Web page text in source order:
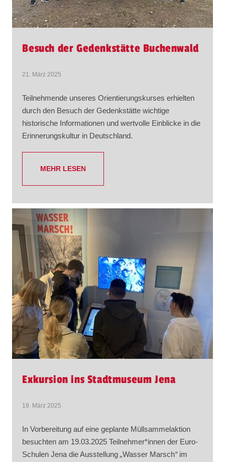
Besuch der Gedenkstätte Buchenwald
21. März 2025
Teilnehmende unseres Orientierungskurses erhielten
durch den Besuch der Gedenkstätte wichtige
historische Informationen und wertvolle Einblicke in die
Erinnerungskultur in Deutschland.
MEHR LESEN
Exkursion ins Stadtmuseum Jena
19. März 2025
In Vorbereitung auf eine geplante Müllsammelaktion
besuchten am 19.03.2025 Teilnehmer*innen der Euro-
Schulen Jena die Ausstellung„Wasser Marsch“im